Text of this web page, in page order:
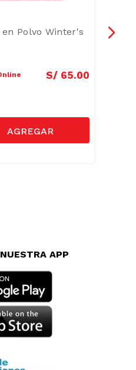
en Polvo Winter's
S/ 65.00
APP